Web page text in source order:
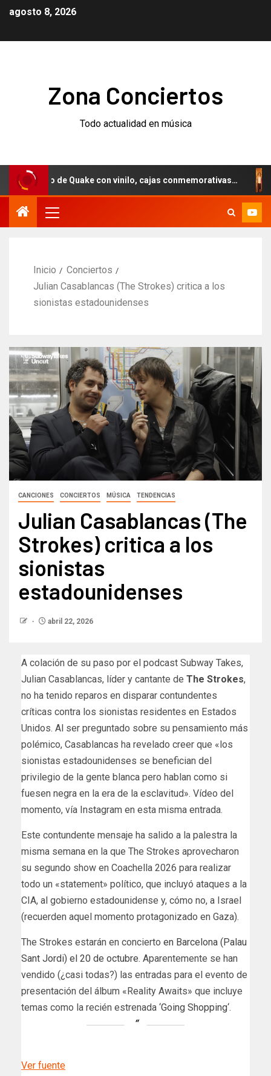
agosto 8, 2026
Zona Conciertos
Todo actualidad en música
de Quake con vinilo, cajas conmemorativas…
Inicio
Conciertos
Julian Casablancas (The Strokes) critica a los
sionistas estadounidenses
CANCIONES CONCIERTOS MÚSICA TENDENCIAS
Julian Casablancas (The
Strokes) critica a los
sionistas
estadounidenses
abril 22, 2026
A colación de su paso por el podcast Subway Takes,
Julian Casablancas, líder y cantante de The Strokes,
no ha tenido reparos en disparar contundentes
críticas contra los sionistas residentes en Estados
Unidos. Al ser preguntado sobre su pensamiento más
polémico, Casablancas ha revelado creer que «los
sionistas estadounidenses se benefician del
privilegio de la gente blanca pero hablan como si
fuesen negra en la era de la esclavitud». Vídeo del
momento, vía Instagram en esta misma entrada.
Este contundente mensaje ha salido a la palestra la
misma semana en la que The Strokes aprovecharon
su segundo show en Coachella 2026 para realizar
todo un «statement» político, que incluyó ataques a la
CIA, al gobierno estadounidense y, cómo no, a Israel
(recuerden aquel momento protagonizado en Gaza).
The Strokes estarán en concierto en Barcelona (Palau
Sant Jordi) el 20 de octubre. Aparentemente se han
vendido (¿casi todas?) las entradas para el evento de
presentación del álbum «Reality Awaits» que incluye
temas como la recién estrenada ‘Going Shopping‘.
Ver fuente